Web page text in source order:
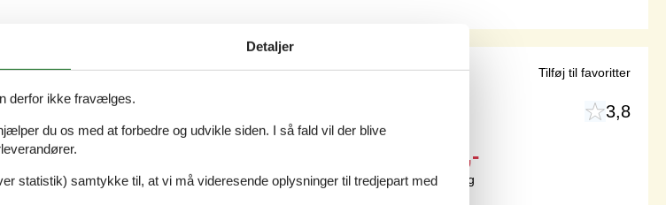
pool og sauna nær strand
- 4281 - Gørlev
2 børn (0-11 år) 3,8
7.600,-
Inkl. rengøring og forsikring
Tilføj til favoritter
Detaljer
derfor ikke fravælges.
du os med at forbedre og udvikle siden. I så fald vil der blive
statistik) samtykke til, at vi må videresende oplysninger til tredjepart med